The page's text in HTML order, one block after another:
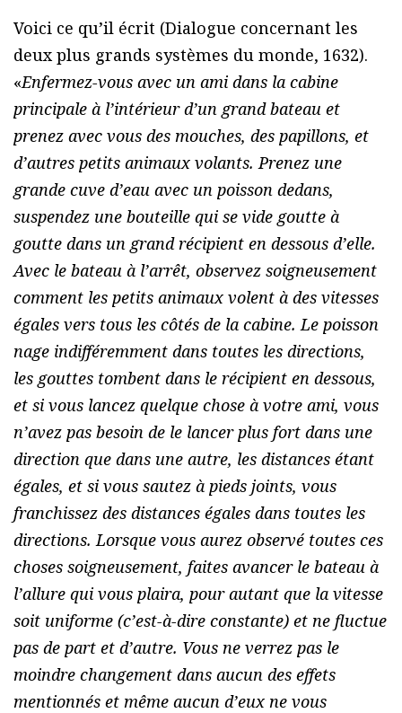
Voici ce qu’il écrit (Dialogue concernant les
deux plus grands systèmes du monde, 1632).
«Enfermez-vous avec un ami dans la cabine
principale à l’intérieur d’un grand bateau et
prenez avec vous des mouches, des papillons, et
d’autres petits animaux volants. Prenez une
grande cuve d’eau avec un poisson dedans,
suspendez une bouteille qui se vide goutte à
goutte dans un grand récipient en dessous d’elle.
Avec le bateau à l’arrêt, observez soigneusement
comment les petits animaux volent à des vitesses
égales vers tous les côtés de la cabine. Le poisson
nage indifféremment dans toutes les directions,
les gouttes tombent dans le récipient en dessous,
et si vous lancez quelque chose à votre ami, vous
n’avez pas besoin de le lancer plus fort dans une
direction que dans une autre, les distances étant
égales, et si vous sautez à pieds joints, vous
franchissez des distances égales dans toutes les
directions. Lorsque vous aurez observé toutes ces
choses soigneusement, faites avancer le bateau à
l’allure qui vous plaira, pour autant que la vitesse
soit uniforme (c’est-à-dire constante) et ne fluctue
pas de part et d’autre. Vous ne verrez pas le
moindre changement dans aucun des effets
mentionnés et même aucun d’eux ne vous